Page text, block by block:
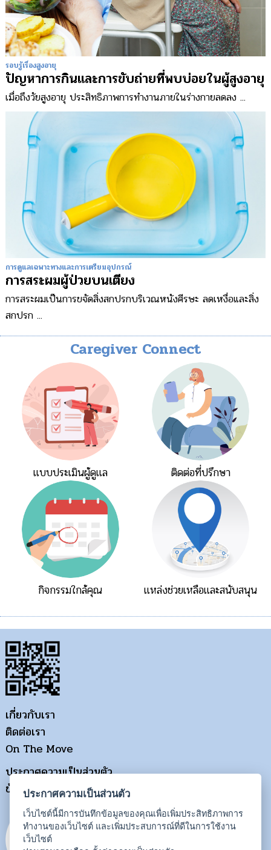
รอบรู้เรื่องสูงอายุ
ปัญหาการกินและการขับถ่ายที่พบบ่อยในผู้สูงอายุ
เมื่อถึงวัยสูงอายุ ประสิทธิภาพการทำงานภายในร่างกายลดลง ...
การดูแลเฉพาะทางและการเตรียมอุปกรณ์
การสระผมผู้ป่วยบนเตียง
การสระผมเป็นการขจัดสิ่งสกปรกบริเวณหนังศีรษะ ลดเหงื่อและสิ่ง
สกปรก ...
Caregiver Connect
แบบประเมินผู้ดูแล ติดต่อที่ปรึกษา
กิจกรรมใกล้คุณ แหล่งช่วยเหลือและสนับสนุน
เกี่ยวกับเรา
ติดต่อเรา
On The Move
ประกาศความเป็นส่วนตัว
ข้อกำหนดการใช้งาน
ประกาศความเป็นส่วนตัว
เว็บไซต์นี้มีการบันทึกข้อมูลของคุณเพื่อเพิ่มประสิทธิภาพการ
ทำงานของเว็บไซต์ และเพิ่มประสบการณ์ที่ดีในการใช้งาน
เว็บไซต์